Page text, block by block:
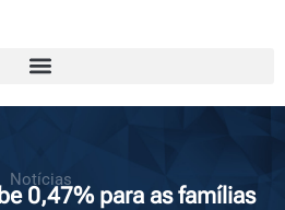
Notícias
0,47% para as famílias